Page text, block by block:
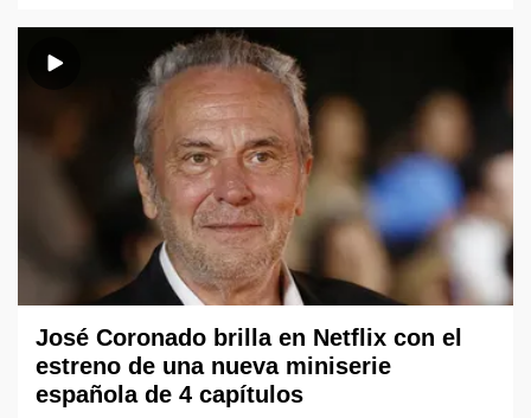
José Coronado brilla en Netflix con el
estreno de una nueva miniserie
española de 4 capítulos